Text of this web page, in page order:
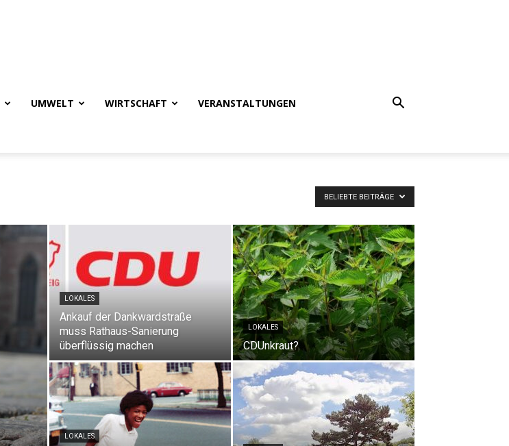
UMWELT WIRTSCHAFT VERANSTALTUNGEN
BELIEBTE BEITRÄGE
LOKALES
Ankauf der Dankwardstraße
muss Rathaus-Sanierung
überflüssig machen
LOKALES
CDUnkraut?
LOKALES